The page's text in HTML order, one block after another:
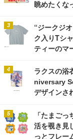
眺めたくな
“ジークジ
ク入りTシ
ティーのマ
ラクスの浴
niversary
デザインさ
「たまご
活を覗き見
っとフレ